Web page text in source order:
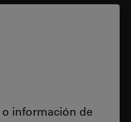
información de